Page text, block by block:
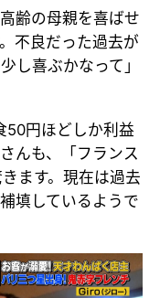
齢の母親を喜ばせ
不良だった過去が
し喜ぶかなって」
50円ほどしか利益
んも、「フランス
ます。現在は過去
填しているようで